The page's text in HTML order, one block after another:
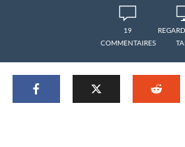
19
COMMENTAIRES